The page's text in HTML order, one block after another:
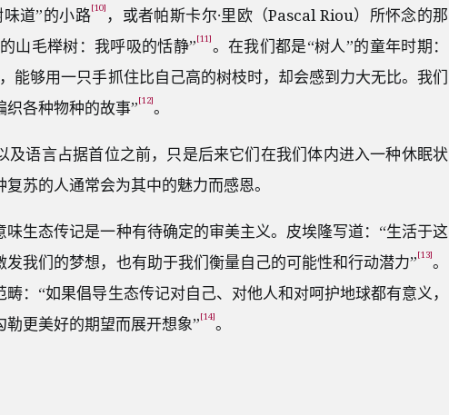
道”的小路[10] ，或者帕斯卡尔∙里欧（Pascal Riou）所怀念的那
山毛榉树：我呼吸的恬静”[11]。在我们都是“树人”的童年时期：
能够用一只手抓住比自己高的树枝时，却会感到力大无比。我们
各种物种的故事”[12]。
及语言占据首位之前，只是后来它们在我们体内进入一种休眠状
苏的人通常会为其中的魅力而感恩。
生态传记是一种有待确定的审美主义。皮埃隆写道：“生活于这
我们的梦想，也有助于我们衡量自己的可能性和行动潜力”[13]。
：“如果倡导生态传记对自己、对他人和对呵护地球都有意义，
更美好的期望而展开想象”[14]。